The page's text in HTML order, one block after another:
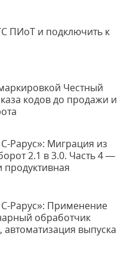
ПИоТ и подключить к
Честный
кодов до продажи и
Рарус»: Миграция из
2.1 в 3.0. Часть 4 —
продуктивная
Рарус»: Применение
обработчик
автоматизация выпуска